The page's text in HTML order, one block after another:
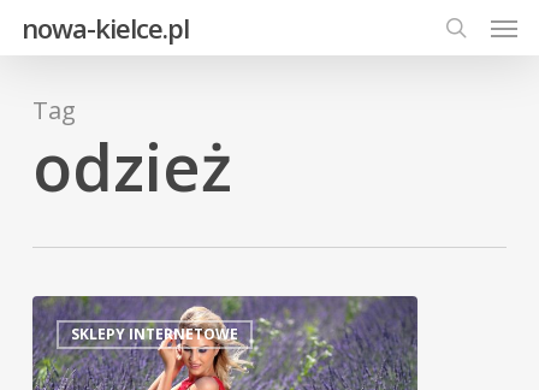
content
nowa-kielce.pl
search
Tag
odzież
SKLEPY INTERNETOWE